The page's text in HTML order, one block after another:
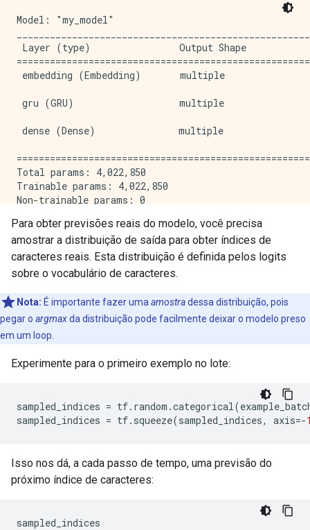
Model: "my_model"
Layer (type)                Output Shape
embedding (Embedding)       multiple
gru (GRU)                   multiple
dense (Dense)               multiple
Total params: 4,022,850
Trainable params: 4,022,850
Non-trainable params: 0
Para obter previsões reais do modelo, você precisa
amostrar a distribuição de saída para obter índices de
caracteres reais. Esta distribuição é definida pelos logits
sobre o vocabulário de caracteres.
Nota: É importante fazer uma amostradessa distribuição, pois
pegar o argmaxda distribuição pode facilmente deixar o modelo preso
em um loop.
Experimente para o primeiro exemplo no lote:
sampled_indices = tf. random .categorical (
sampled_indices = tf. squeeze(sampled_indices, axis=-
Isso nos dá, a cada passo de tempo, uma previsão do
próximo índice de caracteres:
sampled_indices